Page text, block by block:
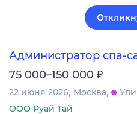
Администратор спа-
75 000–150 000 ₽
22 июня 2026 Москва
ООО Руай Тай